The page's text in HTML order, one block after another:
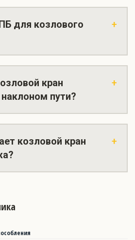
для козлового
кран
пути?
козловой кран